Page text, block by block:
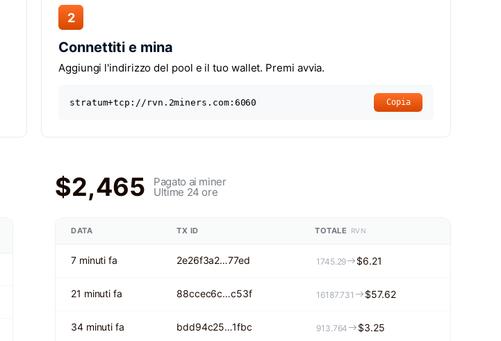
2
Connettiti e mina
Aggiungi l'indirizzo del pool e il tuo wallet. Premi avvia.
stratum+tcp://rvn.2miners.com:6060 Copia
$2,465 Pagato ai miner
Ultime 24 ore
DATA TX ID TOTALE RVN
7 minuti fa 2e26f3a2…77ed 1745.29 $6.21
21 minuti fa 88ccec6c…c53f 16187.731 $57.62
34 minuti fa bdd94c25…1fbc 913.764 $3.25